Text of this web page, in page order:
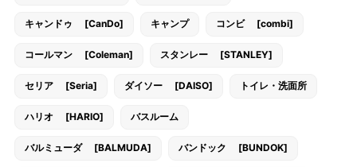
キャンドゥ [CanDo] キャンプ コンビ [combi]
コールマン [Coleman] スタンレー [STANLEY]
セリア [Seria] ダイソー [DAISO] トイレ・洗面所
ハリオ [HARIO] バスルーム
バルミューダ [BALMUDA] バンドック [BUNDOK]